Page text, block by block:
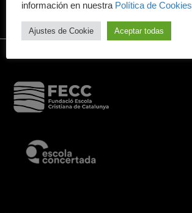
información en nuestra Política de Cookies
Ajustes de Cookie Aceptar todas